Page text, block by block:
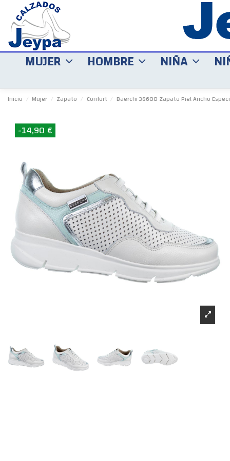
MUJER HOMBRE NIÑA
Inicio Mujer Zapato Confort Baerchi 38600 Zapato Piel Ancho
-14,90 €